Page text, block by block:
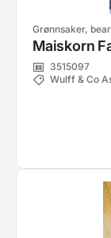
Grønnsaker,
Maiskorn
3515097
Wulff & Co